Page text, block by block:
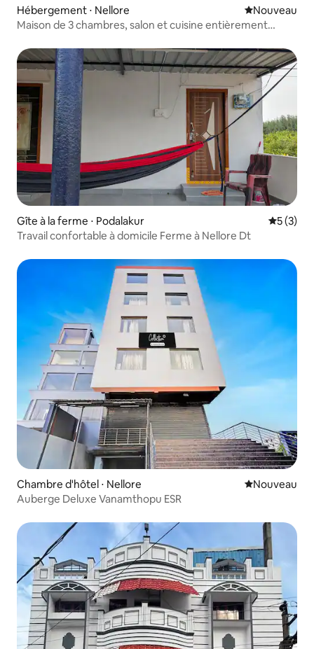
Hébergement ⋅ Nellore Nouvel
Nouveau
Maison de 3 chambres, salon et cuisine entièrement
Gîte à la ferme ⋅ Podalakur
5 (3)
Travail confortable à domicile Ferme à Nellore Dt
Chambre d'hôtel ⋅ Nellore Nouvel
Nouveau
Auberge Deluxe Vanamthopu ESR